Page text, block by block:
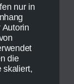
nur in
Autorin
die
skaliert,